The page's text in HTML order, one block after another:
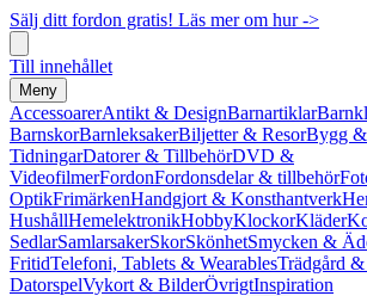
Sälj ditt fordon gratis! Läs mer om hur ->
Till innehållet
Meny
AccessoarerAntikt & DesignBarnartiklar
BarnskorBarnleksakerBiljetter & ResorBygg
TidningarDatorer & TillbehörDVD &
VideofilmerFordonFordonsdelar & tillbehör
OptikFrimärkenHandgjort & Konsthantverk
HushållHemelektronikHobbyKlockorKläder
SedlarSamlarsakerSkorSkönhetSmycken &
FritidTelefoni, Tablets & WearablesTrädgård
DatorspelVykort & BilderÖvrigtInspiration